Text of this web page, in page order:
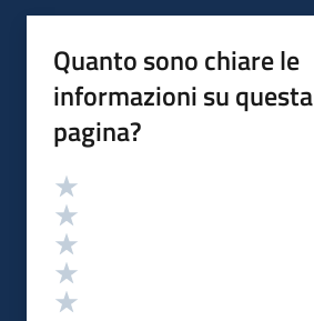
Quanto sono chiare le
informazioni su questa
pagina?
Valutazione